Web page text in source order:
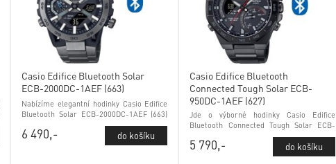
Casio Edifice Bluetooth Solar
ECB-2000DC-1AEF (663)
Nabízíme elegantní hodinky Casio Edifice
Bluetooth Solar ECB-2000DC-1AEF (663)
kontrola stavu baterie a minerálním
sklem
6 490,-
Casio Edifice Bluetooth
Connected Tough Solar ECB-
950DC-1AEF (627)
Jde o výborné hodinky Casio Edifice
Bluetooth Connected Tough Solar ECB-
950DC-1AEF (627) kontrola stavu baterie
a minerálním sklem
5 790,-